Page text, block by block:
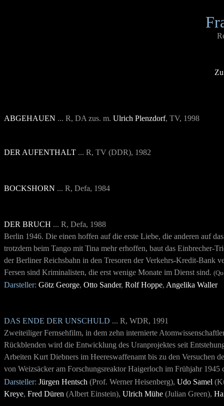
ABGEHAUEN ... R, DA zus. m. Ulrich Plenzdorf, TV, 1998
DER AUFENTHALT ... R, TV (DDR), 1982
BOCKSHORN ... R, Defa, 1984
DER BRUCH ... R, Defa, 1988
Berlin 1946. Die einen hoffen auf die erste Liebe, die anderen auf
trotzdem beim Tango mit Tina mehr erhoffen, baut das
der Berliner Reichsbahn in den Tresoren der Verkehrs-Kredit-Bank
Fersen sind Kriminalisten, die erst wenige Monate im Dienst sind.
Darsteller: Götz George, Otto Sander, Rolf Hoppe, Angelika Waller
DAS ENDE DER UNSCHULD ... R, WDR, 1991
Zweiteiliger Fernsehfilm, in dem zehn internierte
Rückblenden wird die Entwicklung des Uranprojektes seit
Arbeiten Kurt Diebners im Heereswaffenamt bis zu den Versuchen
von Weizsäcker am Forschungsreaktor Haigerloch im Frühjahr 1945
Darsteller: Jürgen Hentsch (Prof. Werner Heisenberg), Udo Samel
Kreye, Fred Düren (Albert Einstein), Ulrich Mühe (Julian Green),